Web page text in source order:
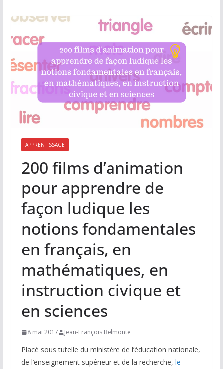
APPRENTISSAGE
200 films d’animation
pour apprendre de
façon ludique les
notions fondamentales
en français, en
mathématiques, en
instruction civique et
en sciences
8 mai 2017 Jean-François Belmonte
Placé sous tutelle du ministère de l’éducation nationale,
de l’enseignement supérieur et de la recherche, le